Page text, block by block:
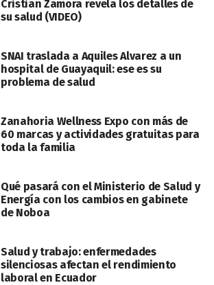
Cristian Zamora revela los detalles de
su salud (VIDEO)
SNAI traslada a Aquiles Alvarez a un
hospital de Guayaquil: ese es su
problema de salud
Zanahoria Wellness Expo con más de
60 marcas y actividades gratuitas para
toda la familia
Qué pasará con el Ministerio de Salud y
Energía con los cambios en gabinete
de Noboa
Salud y trabajo: enfermedades
silenciosas afectan el rendimiento
laboral en Ecuador